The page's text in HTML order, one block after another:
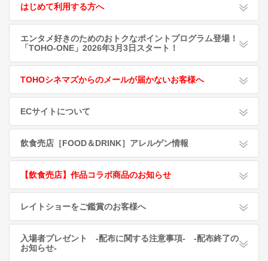
はじめて利用する方へ
エンタメ好きのためのおトクなポイントプログラム登場！
「TOHO-ONE」2026年3月3日スタート！
TOHOシネマズからのメールが届かないお客様へ
ECサイトについて
飲食売店［FOOD＆DRINK］アレルゲン情報
【飲食売店】作品コラボ商品のお知らせ
レイトショーをご鑑賞のお客様へ
入場者プレゼント -配布に関する注意事項- -配布終了の
お知らせ-